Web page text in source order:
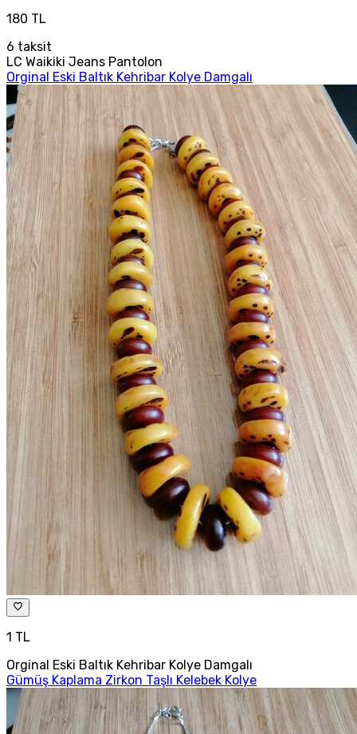
180 TL
6 taksit
LC Waikiki Jeans Pantolon
Orginal Eski Baltık Kehribar Kolye Damgalı
1 TL
Orginal Eski Baltık Kehribar Kolye Damgalı
Gümüş Kaplama Zirkon Taşlı Kelebek Kolye